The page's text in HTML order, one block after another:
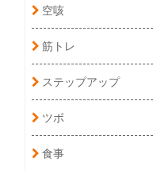
空咳
筋トレ
ステップアップ
ツボ
食事